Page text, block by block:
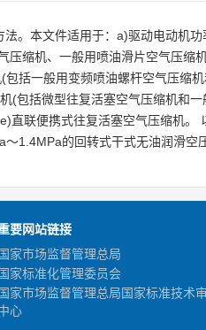
。本文件适用于：a)驱动电动机
缩机、一般用喷油滑片空气压
括一般用变频喷油螺杆空气压缩
包括微型往复活塞空气压缩机和
联便携式往复活塞空气压缩机
1.4MPa的回转式干式无油润滑
要网站链接
国家市场监督管理总局
国家标准化管理委员会
国家市场监督管理总局国家标准技术
心